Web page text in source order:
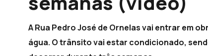
A Rua Pedro José de Ornelas vai entrar em
água. O trânsito vai estar condicionado,